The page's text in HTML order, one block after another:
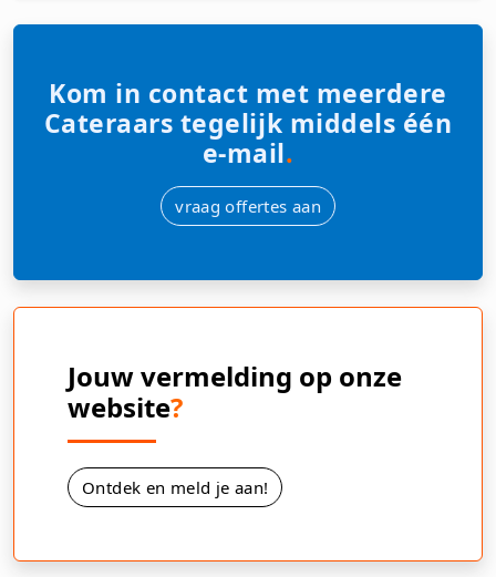
Kom in contact met meerdere
Cateraars tegelijk middels één
e-mail.
vraag offertes aan
Jouw vermelding op onze
website?
Ontdek en meld je aan!